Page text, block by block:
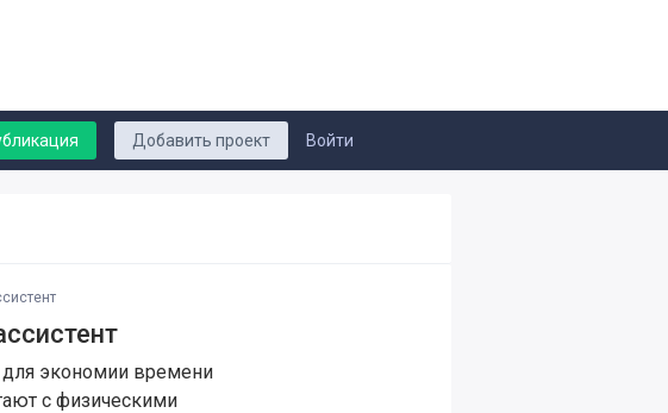
Войти
Добавить проект
экономии времени
с физическими